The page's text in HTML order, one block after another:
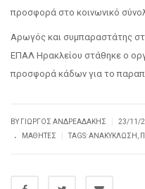
προσφορά στο κοινωνικό
Αρωγός και συμπαραστάτης
ΕΠΑΛ Ηρακλείου στάθηκε ο
προσφορά κάδων για το
BY ΓΙΏΡΓΟΣ ΑΝΔΡΕΑΔΆΚΗΣ 23/11/
. ΜΑΘΗΤΈΣ TAGS:ΑΝΑΚΎΚΛΩΣΗ